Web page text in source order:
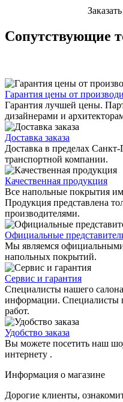
Сопутствующие
Гарантия цены от
Гарантия лучшей цены.
дизайнерами и
Доставка заказа
Доставка в пределах
транспортной компании.
Качественная продукция
Все напольные покрытия
Продукция представлена
производителями.
Официальные
Мы являемся
напольных покрытий.
Сервис и гарантия
Специалисты нашего
информации. Специалисты
работ.
Удобство заказа
Вы можете посетить наш
интернету .
Информация о магазине
Дорогие клиенты,